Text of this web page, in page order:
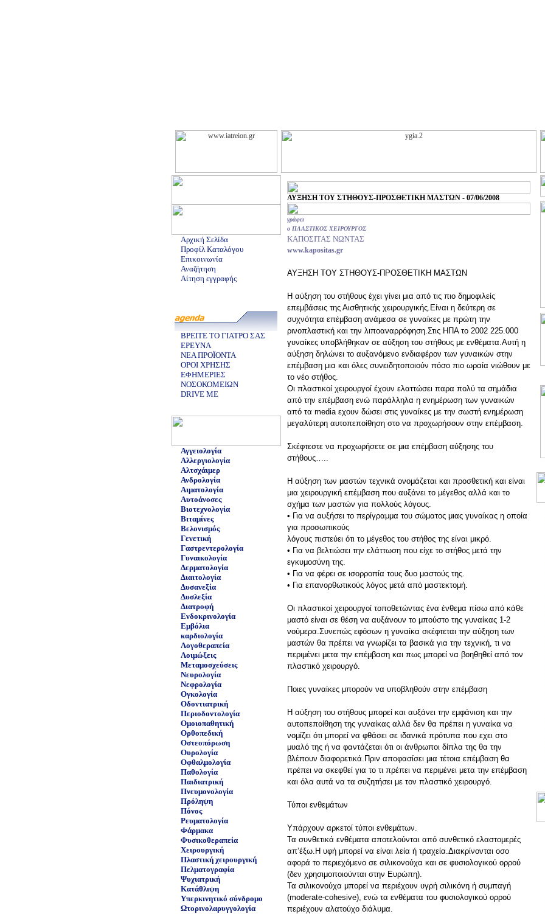
Αρχική Σελίδα
Προφίλ Καταλόγου
Επικοινωνία
Αναζήτηση
Αίτηση εγγραφής
ΒΡΕΙΤΕ ΤΟ ΓΙΑΤΡΟ ΣΑΣ
ΕΡΕΥΝΑ
ΝΕΑ ΠΡΟΪΟΝΤΑ
ΟΡΟΙ ΧΡΗΣΗΣ
ΕΦΗΜΕΡΙΕΣ
ΝΟΣΟΚΟΜΕΙΩΝ
DRIVE ME
Αγγειολογία
Αλλεργιολογία
Αλτσχάιμερ
Ανδρολογία
Αιματολογία
Αυτοάνοσες
Βιοτεχνολογία
Βιταμίνες
Βελονισμός
Γενετική
Γαστρεντερολογία
Γυναικολογία
Δερματολογία
Διαιτολογία
Δυσανεξία
Δυσλεξία
Διατροφή
Ενδοκρινολογία
Εμβόλια
καρδιολογία
Λογοθεραπεία
Λοιμώξεις
Μεταμοσχεύσεις
Νευρολογία
Νεφρολογία
Ογκολογία
Οδοντιατρική
Περιοδοντολογία
Ομοιοπαθητική
Ορθοπεδική
Οστεοπόρωση
Ουρολογία
Οφθαλμολογία
Παθολογία
Παιδιατρική
Πνευμονολογία
Πρόληψη
Πόνος
Ρευματολογία
Φάρμακα
Φυσικοθεραπεία
Χειρουργική
Πλαστική χειρουργική
Πελματογραφία
Ψυχιατρική
Κατάθλιψη
Υπερκινητικό σύνδρομο
Ωτορινολαρυγγολογία
ΑΥΞΗΣΗ ΤΟΥ ΣΤΗΘΟΥΣ-ΠΡΟΣΘΕΤΙΚΗ ΜΑΣΤΩΝ - 07/06/2008
γράφει
ο ΠΛΑΣΤΙΚΟΣ ΧΕΙΡΟΥΡΓΟΣ
ΚΑΠΟΣΙΤΑΣ ΝΩΝΤΑΣ
www.kapositas.gr
ΑΥΞΗΣΗ ΤΟΥ ΣΤΗΘΟΥΣ-ΠΡΟΣΘΕΤΙΚΗ ΜΑΣΤΩΝ
Η αύξηση του στήθους έχει γίνει μια από τις πιο δημοφιλείς
επεμβάσεις της Αισθητικής χειρουργικής.Είναι η δεύτερη σε
συχνότητα επέμβαση ανάμεσα σε γυναίκες με πρώτη την
ρινοπλαστική και την λιποαναρρόφηση.Στις ΗΠΑ το 2002 225.000
γυναίκες υποβλήθηκαν σε αύξηση του στήθους με ενθέματα.Αυτή η
αύξηση δηλώνει το αυξανόμενο ενδιαφέρον των γυναικών στην
επέμβαση μια και όλες συνειδητοποιούν πόσο πιο ωραία νιώθουν με
το νέο στήθος.
Οι πλαστικοί χειρουργοί έχουν ελαττώσει παρα πολύ τα σημάδια
από την επέμβαση ενώ παράλληλα η ενημέρωση των γυναικών
από τα media εχουν δώσει στις γυναίκες με την σωστή ενημέρωση
μεγαλύτερη αυτοπεποίθηση στο να προχωρήσουν στην επέμβαση.
Σκέφτεστε να προχωρήσετε σε μια επέμβαση αύξησης του
στήθους…..
Η αύξηση των μαστών τεχνικά ονομάζεται και προσθετική και είναι
μια χειρουργική επέμβαση που αυξάνει το μέγεθος αλλά και το
σχήμα των μαστών για πολλούς λόγους.
• Για να αυξήσει το περίγραμμα του σώματος μιας γυναίκας η οποία
για προσωπικούς
λόγους πιστεύει ότι το μέγεθος του στήθος της είναι μικρό.
• Για να βελτιώσει την ελάττωση που είχε το στήθος μετά την
εγκυμοσύνη της.
• Για να φέρει σε ισορροπία τους δυο μαστούς της.
• Για επανορθωτικούς λόγος μετά από μαστεκτομή.
Οι πλαστικοί χειρουργοί τοποθετώντας ένα ένθεμα πίσω από κάθε
μαστό είναι σε θέση να αυξάνουν το μπούστο της γυναίκας 1-2
νούμερα.Συνεπώς εφόσων η γυναίκα σκέφτεται την αύξηση των
μαστών θα πρέπει να γνωρίζει τα βασικά για την τεχνική, τι να
περιμένει μετα την επέμβαση και πως μπορεί να βοηθηθεί από τον
πλαστικό χειρουργό.
Ποιες γυναίκες μπορούν να υποβληθούν στην επέμβαση
Η αύξηση του στήθους μπορεί και αυξάνει την εμφάνιση και την
αυτοπεποίθηση της γυναίκας αλλά δεν θα πρέπει η γυναίκα να
νομίζει ότι μπορεί να φθάσει σε ιδανικά πρότυπα που εχει στο
μυαλό της ή να φαντάζεται ότι οι άνθρωποι δίπλα της θα την
βλέπουν διαφορετικά.Πριν αποφασίσει μια τέτοια επέμβαση θα
πρέπει να σκεφθεί για το τι πρέπει να περιμένει μετα την επέμβαση
και όλα αυτά να τα συζητήσει με τον πλαστικό χειρουργό.
Τύποι ενθεμάτων
Υπάρχουν αρκετοί τύποι ενθεμάτων.
Τα συνθετικά ενθέματα αποτελούνται από συνθετικό ελαστομερές
απ’έξω.Η υφή μπορεί να είναι λεία ή τραχεία.Διακρίνονται οσο
αφορά το περιεχόμενο σε σιλικονούχα και σε φυσιολογικού ορρού
(δεν χρησιμοποιούνται στην Ευρώπη).
Τα σιλικονούχα μπορεί να περιέχουν υγρή σιλικόνη ή συμπαγή
(moderate-cohesive), ενώ τα ενθέματα του φυσιολογικού ορρού
περιέχουν αλατούχο διάλυμα.